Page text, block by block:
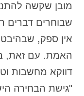
מובן שקשה
שבוחרים דברים
אין ספק,
האמת. עם זאת,
דווקא מחשבות
"גישת הבחירה